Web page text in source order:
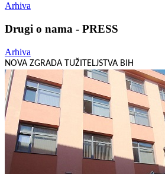
Arhiva
Drugi o nama - PRESS
Arhiva
NOVA ZGRADA TUŽITELJSTVA BIH